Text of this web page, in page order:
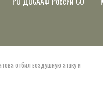
отбил воздушную атаку и